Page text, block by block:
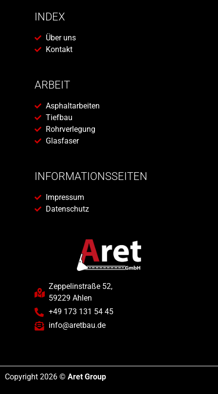
INDEX
Über uns
Kontakt
ARBEIT
Asphaltarbeiten
Tiefbau
Rohrverlegung
Glasfaser
INFORMATIONSSEITEN
Impressum
Datenschutz
Zeppelinstraße 52,
59229 Ahlen
+49 173 131 54 45
info@aretbau.de
Copyright 2026 © Aret Group